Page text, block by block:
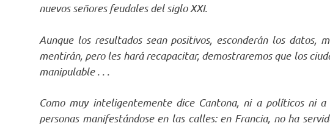
nuevos señores feudales del siglo XXI.
Aunque los resultados sean positivos, esconderán los datos,
mentirán, pero les hará recapacitar, demostraremos que los
manipulable . . .
Como muy inteligentemente dice Cantona, ni a políticos ni
personas manifestándose en las calles: en Francia, no ha